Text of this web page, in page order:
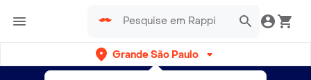
Grande São Paulo